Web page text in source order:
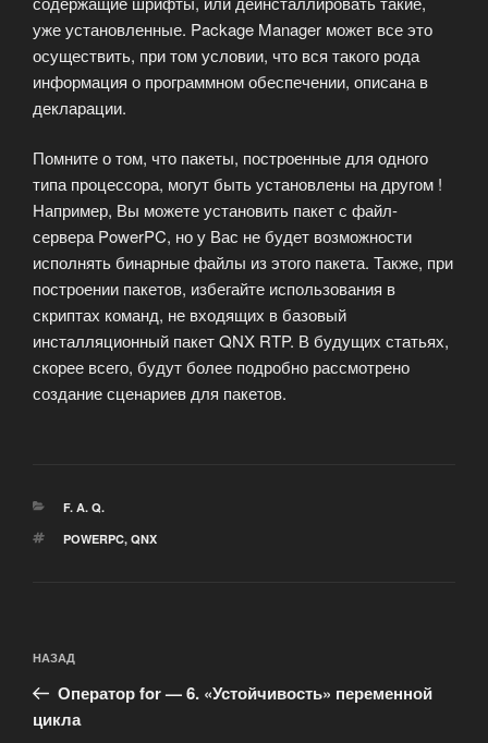
уже установленные. Package Manager может все это
осуществить, при том условии, что вся такого рода
информация о программном обеспечении, описана в
декларации.
Помните о том, что пакеты, построенные для одного
типа процессора, могут быть установлены на другом !
Например, Вы можете установить пакет с файл-
сервера PowerPC, но у Вас не будет возможности
исполнять бинарные файлы из этого пакета. Также, при
построении пакетов, избегайте использования в
скриптах команд, не входящих в базовый
инсталляционный пакет QNX RTP. В будущих статьях,
скорее всего, будут более подробно рассмотрено
создание сценариев для пакетов.
РУБРИКИ
F. A. Q.
МЕТКИ
POWERPC, QNX
по
записям
Предыдущая
запись:
НАЗАД
Оператор for — 6. «Устойчивость» переменной
цикла